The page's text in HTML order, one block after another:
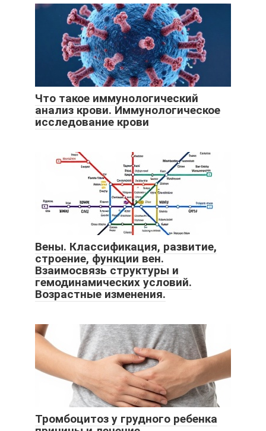
Что такое иммунологический
анализ крови. Иммунологическое
исследование крови
Вены. Классификация, развитие,
строение, функции вен.
Взаимосвязь структуры и
гемодинамических условий.
Возрастные изменения.
Тромбоцитоз у грудного ребенка